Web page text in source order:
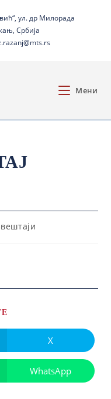
ул. др Милорада
Србија
Мени
X
WhatsApp